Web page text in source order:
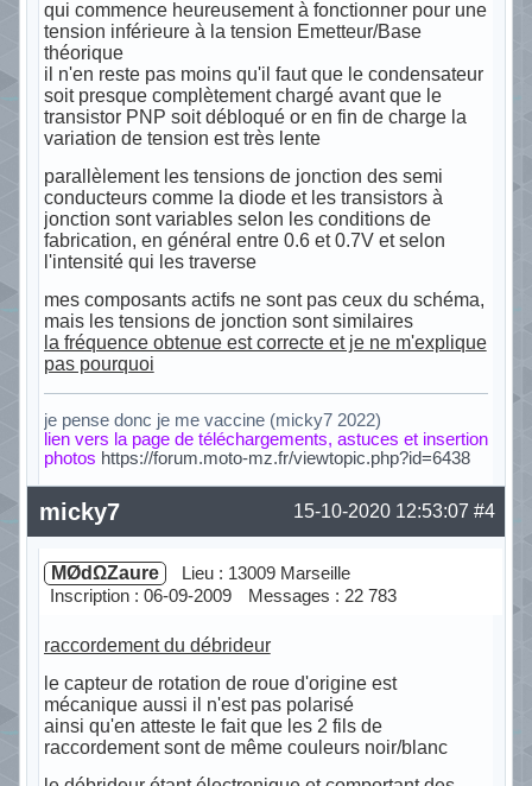
qui commence heureusement à fonctionner pour une
tension inférieure à la tension Emetteur/Base
théorique
il n'en reste pas moins qu'il faut que le condensateur
soit presque complètement chargé avant que le
transistor PNP soit débloqué or en fin de charge la
variation de tension est très lente
parallèlement les tensions de jonction des semi
conducteurs comme la diode et les transistors à
jonction sont variables selon les conditions de
fabrication, en général entre 0.6 et 0.7V et selon
l'intensité qui les traverse
mes composants actifs ne sont pas ceux du schéma,
mais les tensions de jonction sont similaires
la fréquence obtenue est correcte et je ne m'explique
pas pourquoi
je pense donc je me vaccine (micky7 2022)
lien vers la page de téléchargements, astuces et insertion
photos https://forum.moto-mz.fr/viewtopic.php?id=6438
Hors ligne #4
15-10-2020 12:53:07
micky7
MØdΩZaure
Lieu : 13009 Marseille
Inscription : 06-09-2009
Messages : 22 783
raccordement du débrideur
le capteur de rotation de roue d'origine est
mécanique aussi il n'est pas polarisé
ainsi qu'en atteste le fait que les 2 fils de
raccordement sont de même couleurs noir/blanc